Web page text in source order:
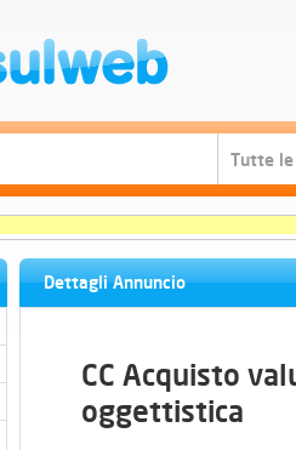
Dettagli Annuncio
CC Acquisto
oggettistica